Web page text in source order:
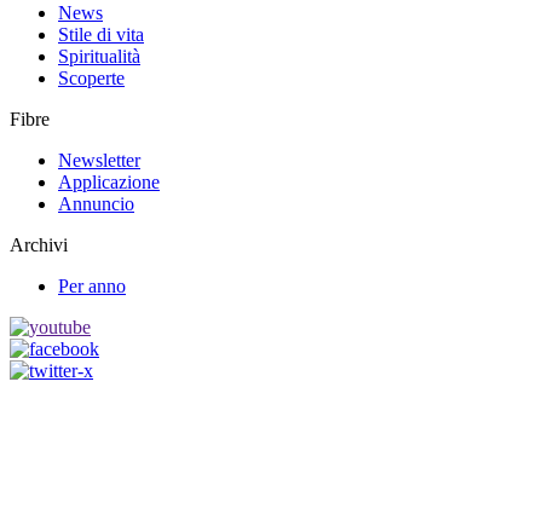
News
Stile di vita
Spiritualità
Scoperte
Fibre
Newsletter
Applicazione
Annuncio
Archivi
Per anno